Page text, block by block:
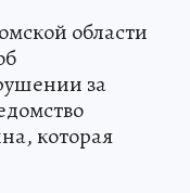
области
за
которая